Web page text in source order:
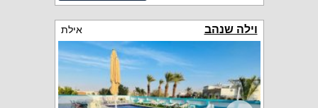
וילה שנהב אילת